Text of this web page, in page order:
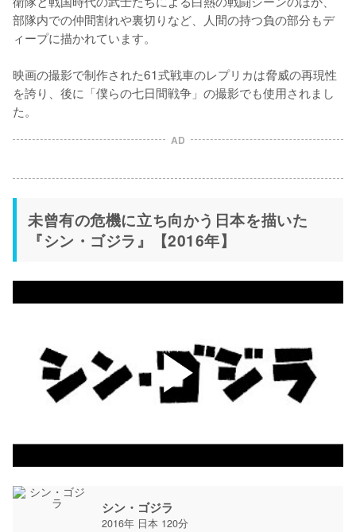
部隊内での仲間割れや裏切りなど、人間の持つ負の部分もデ
ィープに描かれています。
映画の撮影で制作された61式戦車のレプリカは脅威の再現性
を誇り、後に「僕らの七日間戦争」の撮影でも使用されまし
た。
AD
未曾有の危機に立ち向かう日本を描いた
『シン・ゴジラ』【2016年】
シン・ゴジラ
2016年 日本 120分